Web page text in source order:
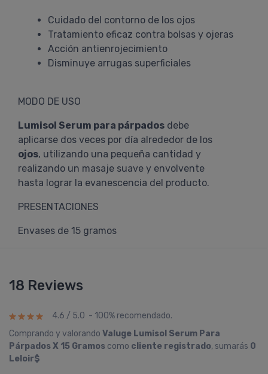
Cuidado del contorno de los ojos
Tratamiento eficaz contra bolsas y ojeras
Acción antienrojecimiento
Disminuye arrugas superficiales
MODO DE USO
Lumisol Serum para párpados debe
aplicarse dos veces por día alrededor de los
ojos, utilizando una pequeña cantidad y
realizando un masaje suave y envolvente
hasta lograr la evanescencia del producto.
PRESENTACIONES
Envases de 15 gramos
18 Reviews
4.6 / 5.0 - 100% recomendado.
Comprando y valorando Valuge Lumisol Serum Para
Párpados X 15 Gramos como cliente registrado, sumarás 0
Leloir$